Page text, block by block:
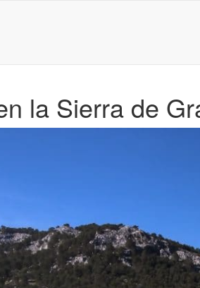
la Sierra de